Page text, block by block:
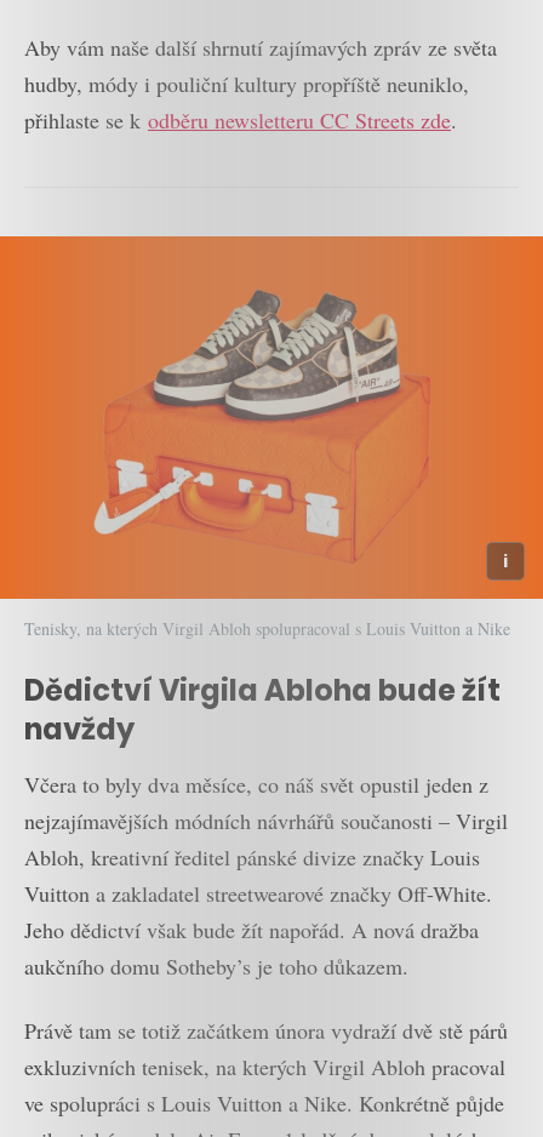
Aby vám naše další shrnutí zajímavých zpráv ze světa
hudby, módy i pouliční kultury propříště neuniklo,
přihlaste se k odběru newsletteru CC Streets zde.
Tenisky, na kterých Virgil Abloh spolupracoval s Louis Vuitton a Nike
Dědictví Virgila Abloha bude žít
navždy
Včera to byly dva měsíce, co náš svět opustil jeden z
nejzajímavějších módních návrhářů součanosti – Virgil
Abloh, kreativní ředitel pánské divize značky Louis
Vuitton a zakladatel streetwearové značky Off-White.
Jeho dědictví však bude žít napořád. A nová dražba
aukčního domu Sotheby’s je toho důkazem.
Právě tam se totiž začátkem února vydraží dvě stě párů
exkluzivních tenisek, na kterých Virgil Abloh pracoval
ve spolupráci s Louis Vuitton a Nike. Konkrétně půjde